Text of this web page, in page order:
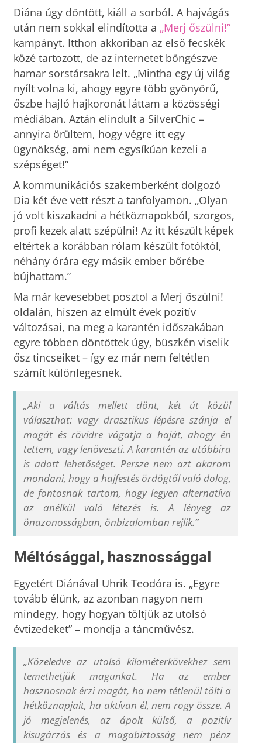
Diána úgy döntött, kiáll a sorból. A hajvágás
után nem sokkal elindította a „Merj őszülni!”
kampányt. Itthon akkoriban az első fecskék
közé tartozott, de az internetet böngészve
hamar sorstársakra lelt. „Mintha egy új világ
nyílt volna ki, ahogy egyre több gyönyörű,
őszbe hajló hajkoronát láttam a közösségi
médiában. Aztán elindult a SilverChic –
annyira örültem, hogy végre itt egy
ügynökség, ami nem egysíkúan kezeli a
szépséget!”
A kommunikációs szakemberként dolgozó
Dia két éve vett részt a tanfolyamon. „Olyan
jó volt kiszakadni a hétköznapokból, szorgos,
profi kezek alatt szépülni! Az itt készült képek
eltértek a korábban rólam készült fotóktól,
néhány órára egy másik ember bőrébe
bújhattam.”
Ma már kevesebbet posztol a Merj őszülni!
oldalán, hiszen az elmúlt évek pozitív
változásai, na meg a karantén időszakában
egyre többen döntöttek úgy, büszkén viselik
ősz tincseiket – így ez már nem feltétlen
számít különlegesnek.
„Aki a váltás mellett dönt, két út közül
választhat: vagy drasztikus lépésre szánja el
magát és rövidre vágatja a haját, ahogy én
tettem, vagy lenöveszti. A karantén az utóbbira
is adott lehetőséget. Persze nem azt akarom
mondani, hogy a hajfestés ördögtől való dolog,
de fontosnak tartom, hogy legyen alternatíva
az anélkül való létezés is. A lényeg az
önazonosságban, önbizalomban rejlik.”
Méltósággal, hasznossággal
Egyetért Diánával Uhrik Teodóra is. „Egyre
tovább élünk, az azonban nagyon nem
mindegy, hogy hogyan töltjük az utolsó
évtizedeket” – mondja a táncművész.
„Közeledve az utolsó kilométerkövekhez sem
temethetjük magunkat. Ha az ember
hasznosnak érzi magát, ha nem tétlenül tölti a
hétköznapjait, ha aktívan él, nem rogy össze. A
jó megjelenés, az ápolt külső, a pozitív
kisugárzás és a magabiztosság nem pénz